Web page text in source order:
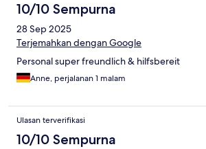
10/10 Sempurna
28 Sep 2025
Terjemahkan dengan Google
Personal super freundlich & hilfsbereit
Anne, perjalanan 1 malam
Ulasan terverifikasi
10/10 Sempurna